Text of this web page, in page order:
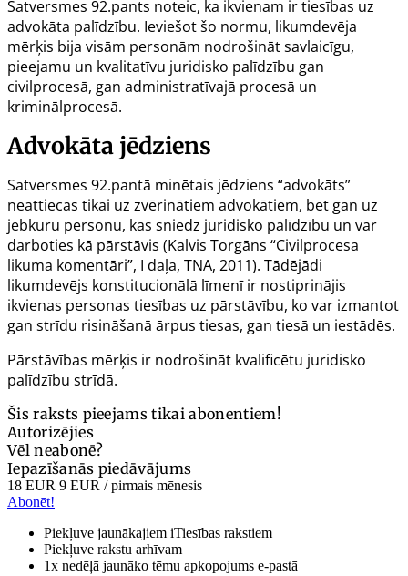
Satversmes 92.pants noteic, ka ikvienam ir tiesības uz
advokāta palīdzību. Ieviešot šo normu, likumdevēja
mērķis bija visām personām nodrošināt savlaicīgu,
pieejamu un kvalitatīvu juridisko palīdzību gan
civilprocesā, gan administratīvajā procesā un
kriminālprocesā.
Advokāta jēdziens
Satversmes 92.pantā minētais jēdziens “advokāts”
neattiecas tikai uz zvērinātiem advokātiem, bet gan uz
jebkuru personu, kas sniedz juridisko palīdzību un var
darboties kā pārstāvis (Kalvis Torgāns “Civilprocesa
likuma komentāri”, I daļa, TNA, 2011). Tādējādi
likumdevējs konstitucionālā līmenī ir nostiprinājis
ikvienas personas tiesības uz pārstāvību, ko var izmantot
gan strīdu risināšanā ārpus tiesas, gan tiesā un iestādēs.
Pārstāvības mērķis ir nodrošināt kvalificētu juridisko
palīdzību strīdā.
Šis raksts pieejams tikai abonentiem!
Autorizējies
Vēl neabonē?
Iepazīšanās piedāvājums
18 EUR 9 EUR / pirmais mēnesis
Abonēt!
Piekļuve jaunākajiem iTiesības rakstiem
Piekļuve rakstu arhīvam
1x nedēļā jaunāko tēmu apkopojums e-pastā